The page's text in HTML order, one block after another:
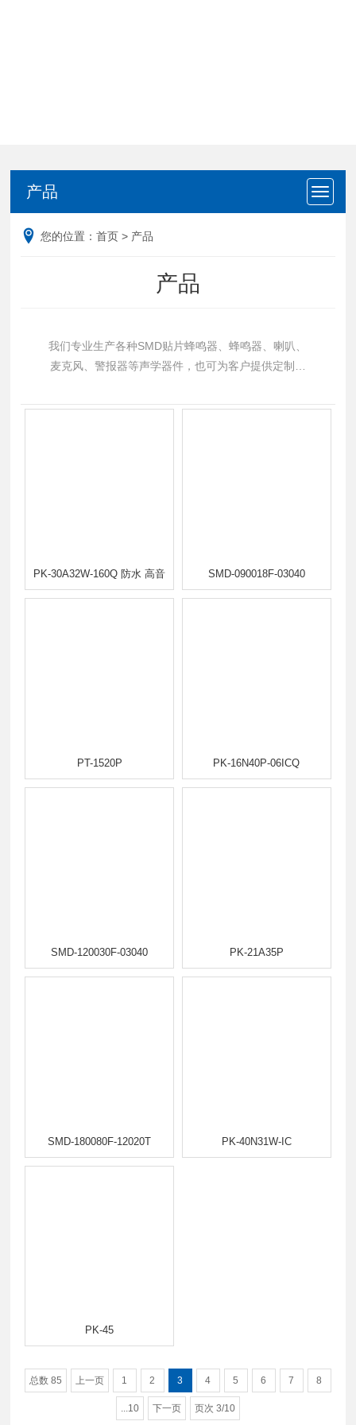
产品
您的位置：首页 > 产品
产品
我们专业生产各种SMD贴片蜂鸣器、蜂鸣器、喇叭、
麦克风、警报器等声学器件，也可为客户提供定制化
PK-30A32W-160Q 防水 高音 SMD-090018F-03040
PT-1520P PK-16N40P-06ICQ
SMD-120030F-03040 PK-21A35P
SMD-180080F-12020T PK-40N31W-IC
PK-45
总数 85 上一页 1 2 3 4 5 6 7 8
...10 下一页 页次 3/10